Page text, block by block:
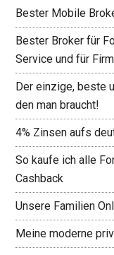
Bester Mobile
Bester Broker für
Service und für
Der einzige, beste
den man braucht!
4% Zinsen aufs
So kaufe ich alle
Cashback
Unsere Familien
Meine moderne